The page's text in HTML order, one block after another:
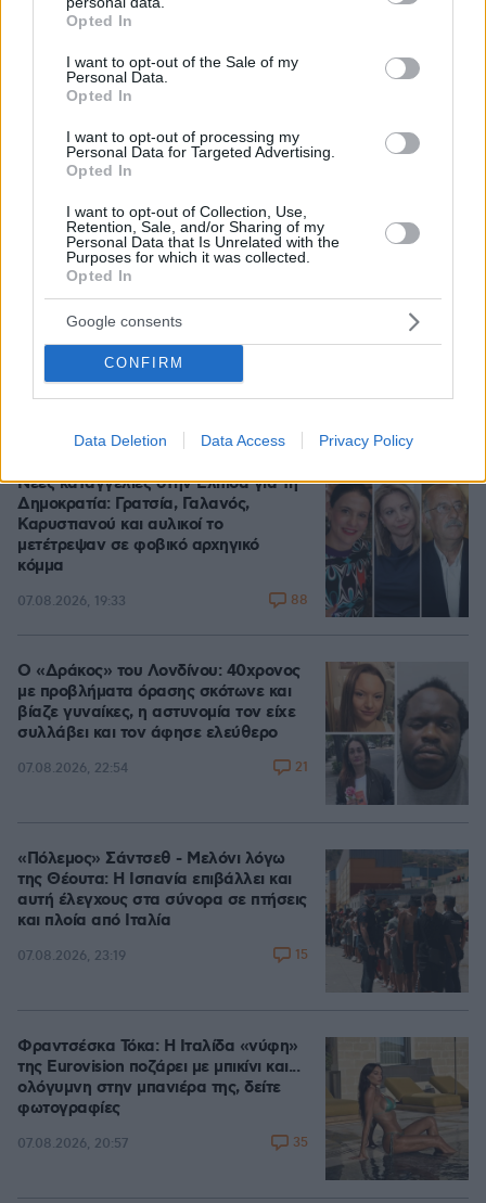
grant or deny consent to Google and its third-party tags to
use your data for below specified purposes in below Google
consent section.
Opted In
I want to opt-out of the Sale of my
Personal Data.
Opted In
I want to opt-out of processing my
Personal Data for Targeted Advertising.
Opted In
I want to opt-out of Collection, Use,
Retention, Sale, and/or Sharing of my
Personal Data that Is Unrelated with the
Purposes for which it was collected.
Opted In
Google consents
CONFIRM
Data Deletion Data Access Privacy Policy
Η Λίλα Μπακλέση έφερε στον κόσμο το πρώτο
της παιδί, δείτε την ανάρτηση του συντρόφου της
περί... λαού και εξουσίας
07.08.2026, 22:23
Άλλος για data center; Επενδύσεις
€50 δισ. την ερχόμενη δεκαετία
07.08.2026, 20:16
Νέες καταγγελίες στην Ελπίδα για τη
Δημοκρατία: Γρατσία, Γαλανός,
Καρυστιανού και αυλικοί το
μετέτρεψαν σε φοβικό αρχηγικό
κόμμα
07.08.2026, 19:33 88
Ο «Δράκος» του Λονδίνου: 40χρονος
με προβλήματα όρασης σκότωνε και
βίαζε γυναίκες, η αστυνομία τον είχε
συλλάβει και τον άφησε ελεύθερο
07.08.2026, 22:54 21
«Πόλεμος» Σάντσεθ - Μελόνι λόγω
της Θέουτα: Η Ισπανία επιβάλλει και
αυτή έλεγχους στα σύνορα σε πτήσεις
και πλοία από Ιταλία
07.08.2026, 23:19 15
Φραντσέσκα Τόκα: Η Ιταλίδα «νύφη»
της Eurovision ποζάρει με μπικίνι και...
ολόγυμνη στην μπανιέρα της, δείτε
φωτογραφίες
07.08.2026, 20:57 35